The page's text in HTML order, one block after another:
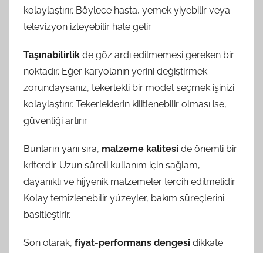
kolaylaştırır. Böylece hasta, yemek yiyebilir veya
televizyon izleyebilir hale gelir.
Taşınabilirlik de göz ardı edilmemesi gereken bir
noktadır. Eğer karyolanın yerini değiştirmek
zorundaysanız, tekerlekli bir model seçmek işinizi
kolaylaştırır. Tekerleklerin kilitlenebilir olması ise,
güvenliği artırır.
Bunların yanı sıra, malzeme kalitesi de önemli bir
kriterdir. Uzun süreli kullanım için sağlam,
dayanıklı ve hijyenik malzemeler tercih edilmelidir.
Kolay temizlenebilir yüzeyler, bakım süreçlerini
basitleştirir.
Son olarak, fiyat-performans dengesi dikkate